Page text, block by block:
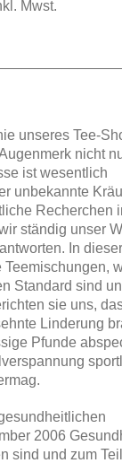
Mwst.
unseres Tee-
nicht
ist wesentlich
unbekannte
Recherchen
ständig unser
In dieser
Standard sind
sie uns,
Linderung
Pfunde
2006
sind und zum